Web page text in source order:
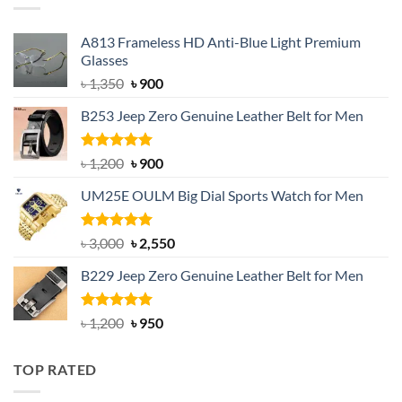
A813 Frameless HD Anti-Blue Light Premium
Glasses
৳1,350 Original
was:
৳ 1,350.
৳900Current
is:
B253 Jeep Zero Genuine Leather Belt for Men
Rated5.00
out of 5
৳1,200 Original
was:
৳ 1,200.
৳900Current
is:
UM25E OULM Big Dial Sports Watch for Men
Rated5.00
out of 5
৳3,000 Original
was:
৳ 3,000.
৳2,550Current
is:
B229 Jeep Zero Genuine Leather Belt for Men
Rated4.92
out of 5
৳1,200 Original
৳950Current
TOP RATED